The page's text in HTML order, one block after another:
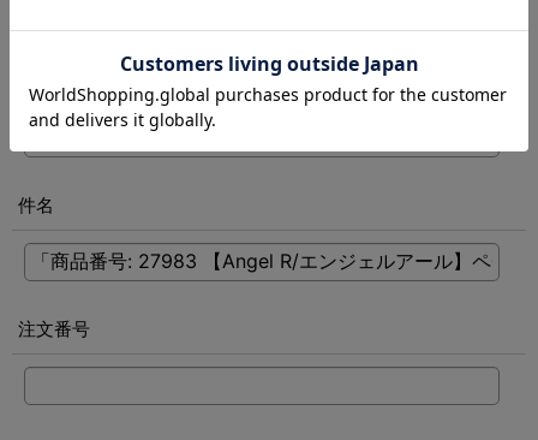
件名
注文番号